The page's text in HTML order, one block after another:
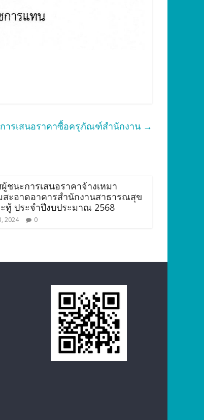
ารเสนอราคาซื้อครุภัณฑ์สำนักงาน →
ชนะการเสนอราคาจ้างเหมา
สะอาดอาคารสำนักงานสาธารณสุข
ทู้ ประจำปีงบประมาณ 2568
2024 0